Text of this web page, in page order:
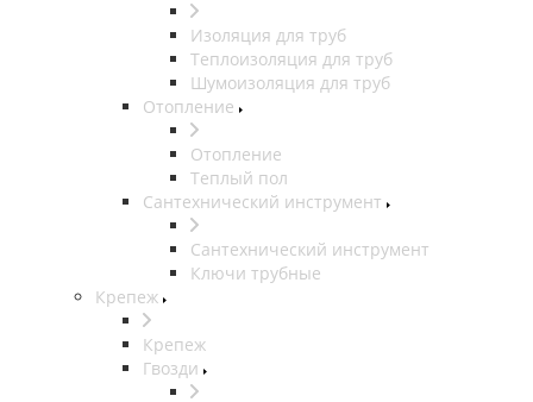
Изоляция для труб
Теплоизоляция для труб
Шумоизоляция для труб
Отопление
Отопление
Теплый пол
Сантехнический инструмент
Сантехнический инструмент
Ключи трубные
Крепеж
Крепеж
Гвозди